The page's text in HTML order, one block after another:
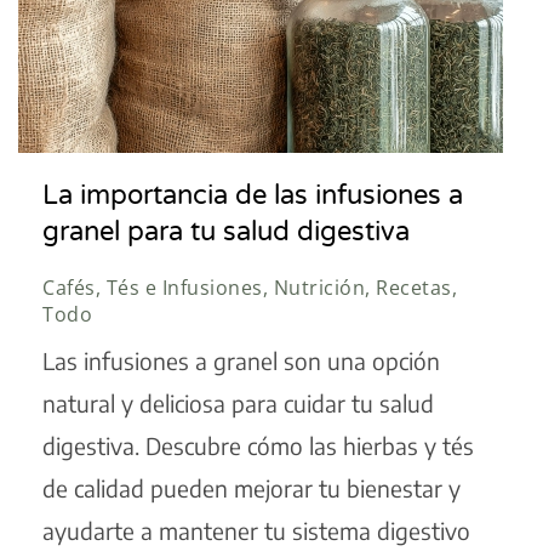
La importancia de las infusiones a
granel para tu salud digestiva
Cafés, Tés e Infusiones, Nutrición, Recetas,
Todo
Las infusiones a granel son una opción
natural y deliciosa para cuidar tu salud
digestiva. Descubre cómo las hierbas y tés
de calidad pueden mejorar tu bienestar y
ayudarte a mantener tu sistema digestivo